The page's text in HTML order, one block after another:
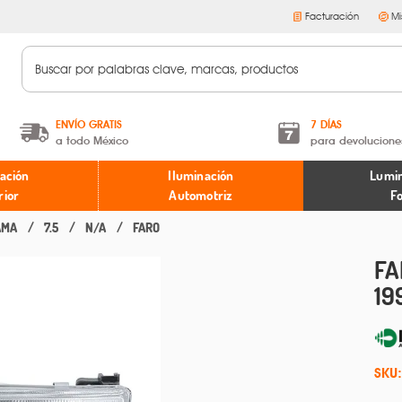
Facturación
ENVÍO GRATIS
a todo México
A partir de $599 MXN.
* Aplican restricciones
7 DÍAS
para
Términos y condiciones
Políticas de devoluciones
Iluminación
Automotriz
7.5 N/A FARO
SKU: